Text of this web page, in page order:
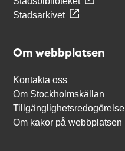
Stadsarkivet
Om webbplatsen
Kontakta oss
Om Stockholmskällan
Tillgänglighetsredogörelse
Om kakor på webbplatsen